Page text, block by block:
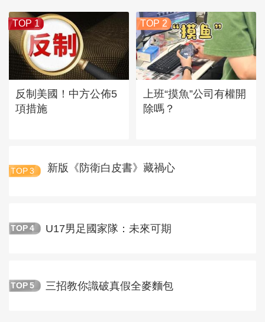
TOP 1
反制美國！中方公佈5
項措施
TOP 2
上班“摸魚”公司有權開
除嗎？
TOP 3 新版《防衛白皮書》藏禍心
TOP 4 U17男足國家隊：未來可期
TOP 5 三招教你識破真假全麥麵包